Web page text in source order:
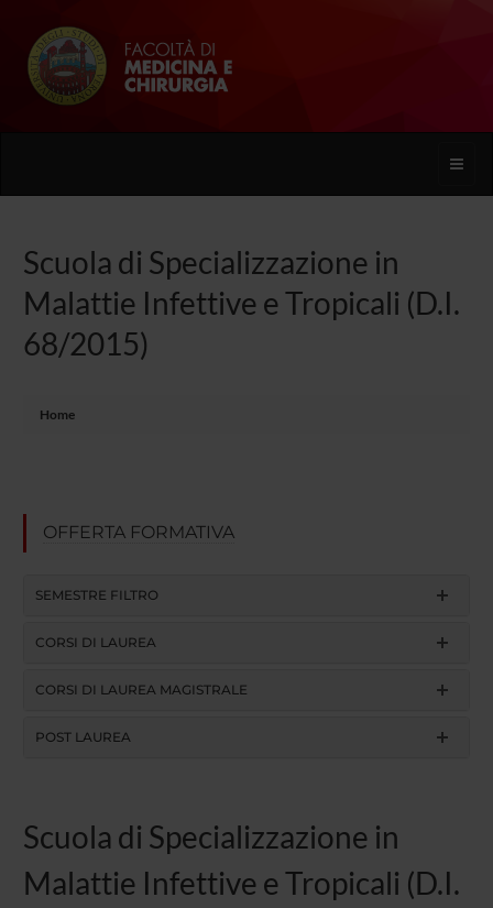
Toggle
Scuola di Specializzazione in
Malattie Infettive e Tropicali (D.I.
68/2015)
Home
OFFERTA FORMATIVA
SEMESTRE FILTRO
CORSI DI LAUREA
CORSI DI LAUREA MAGISTRALE
POST LAUREA
Scuola di Specializzazione in
Malattie Infettive e Tropicali (D.I.